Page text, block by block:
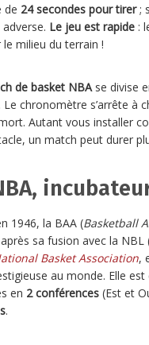
de 24 secondes pour tirer;
adverse. Le jeu est rapide :
le milieu du terrain !
de basket NBAse divise
Le chronomètre s’arrête à
Autant vous installer
un match peut durer
1946, la BAA (Basketball
sa fusion avec la NBL
Basket Association,
au monde. Elle
en 2 conférences (Est et
.